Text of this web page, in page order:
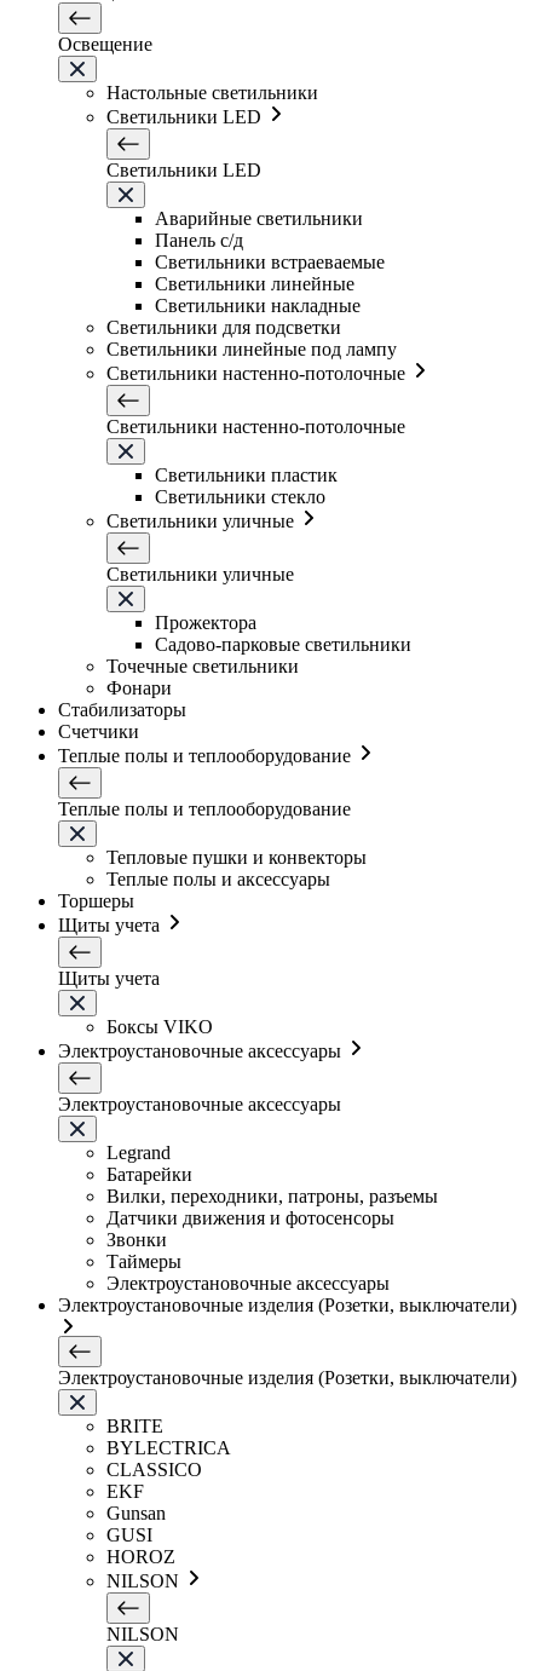
Освещение
Настольные светильники
Светильники LED
Светильники LED
Аварийные светильники
Панель с/д
Светильники встраеваемые
Светильники линейные
Светильники накладные
Светильники для подсветки
Светильники линейные под лампу
Светильники настенно-потолочные
Светильники настенно-потолочные
Светильники плаcтик
Светильники стекло
Светильники уличные
Светильники уличные
Прожектора
Садово-парковые светильники
Точечные светильники
Фонари
Стабилизаторы
Счетчики
Теплые полы и теплооборудование
Теплые полы и теплооборудование
Тепловые пушки и конвекторы
Теплые полы и аксессуары
Торшеры
Щиты учета
Щиты учета
Боксы VIKO
Электроустановочные аксессуары
Электроустановочные аксессуары
Legrand
Батарейки
Вилки, переходники, патроны, разъемы
Датчики движения и фотосенсоры
Звонки
Таймеры
Электроустановочные аксессуары
Электроустановочные изделия (Розетки, выключатели)
Электроустановочные изделия (Розетки, выключатели)
BRITE
BYLECTRICA
CLASSICO
EKF
Gunsan
GUSI
HOROZ
NILSON
NILSON